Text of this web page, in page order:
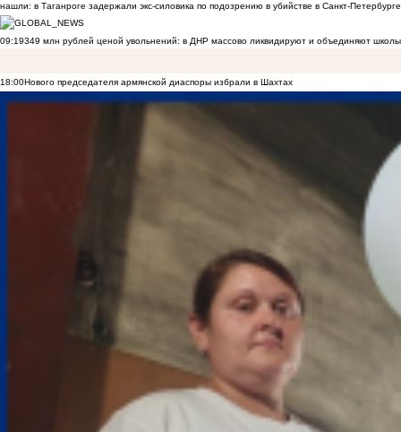
нашли: в Таганроге задержали экс-силовика по подозрению в убийстве в Санкт-Петербурге
09:19349 млн рублей ценой увольнений: в ДНР массово ликвидируют и объединяют
18:00Нового председателя армянской диаспоры избрали в Шахтах